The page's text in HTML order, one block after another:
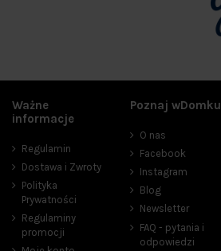
Ważne
informacje
Regulamin
Dostawa i Zwroty
Polityka
Prywatności
Regulaminy
promocji
Poznaj wDomku
O nas
Facebook
Instagram
Blog
Newsletter
FAQ - pytania i
odpowiedzi